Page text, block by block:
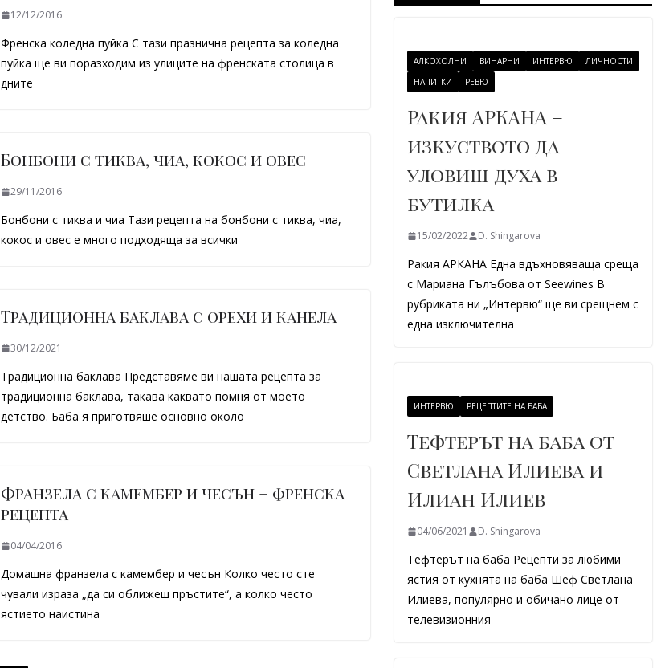
12/12/2016
Френска коледна пуйка С тази празнична рецепта за коледна
пуйка ще ви поразходим из улиците на френската столица в
дните
Бонбони с тиква, чиа, кокос и овес
29/11/2016
Бонбони с тиква и чиа Тази рецепта на бонбони с тиква, чиа,
кокос и овес е много подходяща за всички
Традиционна баклава с орехи и канела
30/12/2021
Традиционна баклава Представяме ви нашата рецепта за
традиционна баклава, такава каквато помня от моето
детство. Баба я приготвяше основно около
Франзела с камембер и чесън – френска
рецепта
04/04/2016
Домашна франзела с камембер и чесън Колко често сте
чували израза „да си оближеш пръстите“, а колко често
ястието наистина
АЛКОХОЛНИ ВИНАРНИ ИНТЕРВЮ
ЛИЧНОСТИ
НАПИТКИ
РЕВЮ
Ракия АРКАНА –
изкуството да
уловиш духа в
бутилка
15/02/2022 D. Shingarova
Ракия АРКАНА Една вдъхновяваща среща
с Мариана Гълъбова от Seewines В
рубриката ни „Интервю“ ще ви срещнем с
една изключителна
ИНТЕРВЮ РЕЦЕПТИТЕ НА БАБА
Тефтерът на баба от
Светлана Илиева и
Илиан Илиев
04/06/2021 D. Shingarova
Тефтерът на баба Рецепти за любими
ястия от кухнята на баба Шеф Светлана
Илиева, популярно и обичано лице от
телевизионния